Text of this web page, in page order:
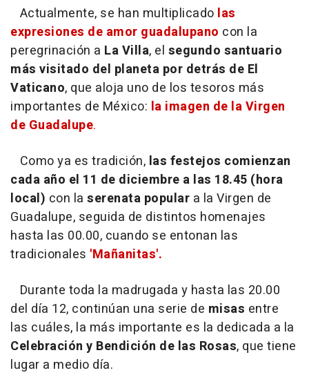
Actualmente, se han multiplicado las
expresiones de amor guadalupano con la
peregrinación a La Villa, el segundo santuario
más visitado del planeta por detrás de El
Vaticano, que aloja uno de los tesoros más
importantes de México: la imagen de la Virgen
de Guadalupe.
Como ya es tradición, las festejos comienzan
cada año el 11 de diciembre a las 18.45 (hora
local) con la serenata popular a la Virgen de
Guadalupe, seguida de distintos homenajes
hasta las 00.00, cuando se entonan las
tradicionales 'Mañanitas'.
Durante toda la madrugada y hasta las 20.00
del día 12, continúan una serie de misas entre
las cuáles, la más importante es la dedicada a la
Celebración y Bendición de las Rosas, que tiene
lugar a medio día.